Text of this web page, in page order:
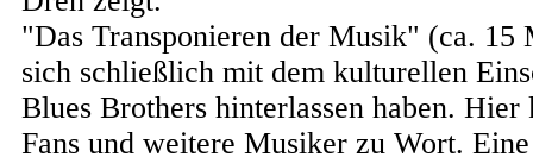
"Das Transponieren der Musik" (ca. 15
sich schließlich mit dem kulturellen
Blues Brothers hinterlassen haben. Hier
Fans und weitere Musiker zu Wort.